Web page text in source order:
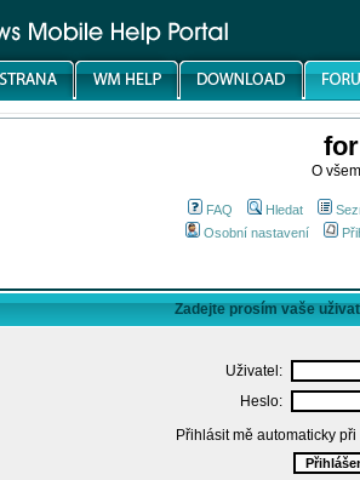
O
FAQ Hledat
Osobní nastavení
Zadejte prosím vaše
Uživatel:
Heslo:
Přihlásit mě automaticky